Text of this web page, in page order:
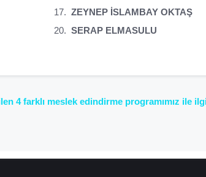
ZEYNEP İSLAMBAY OKTAŞ
SERAP ELMASULU
4 farklı meslek edindirme programımız ile